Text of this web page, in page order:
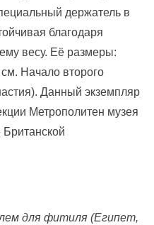
держатель в
благодаря
весу. Её размеры:
Начало второго
Данный экземпляр
Метрополитен музея
для фитиля (Египет,